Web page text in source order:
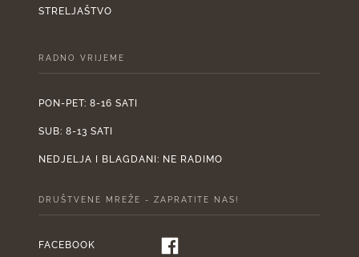
STRELJAŠTVO
RADNO VRIJEME
PON-PET: 8-16 SATI
SUB: 8-13 SATI
NEDJELJA I BLAGDANI: NE RADIMO
DRUŠTVENE MREŽE - ZAPRATITE NAS!
FACEBOOK